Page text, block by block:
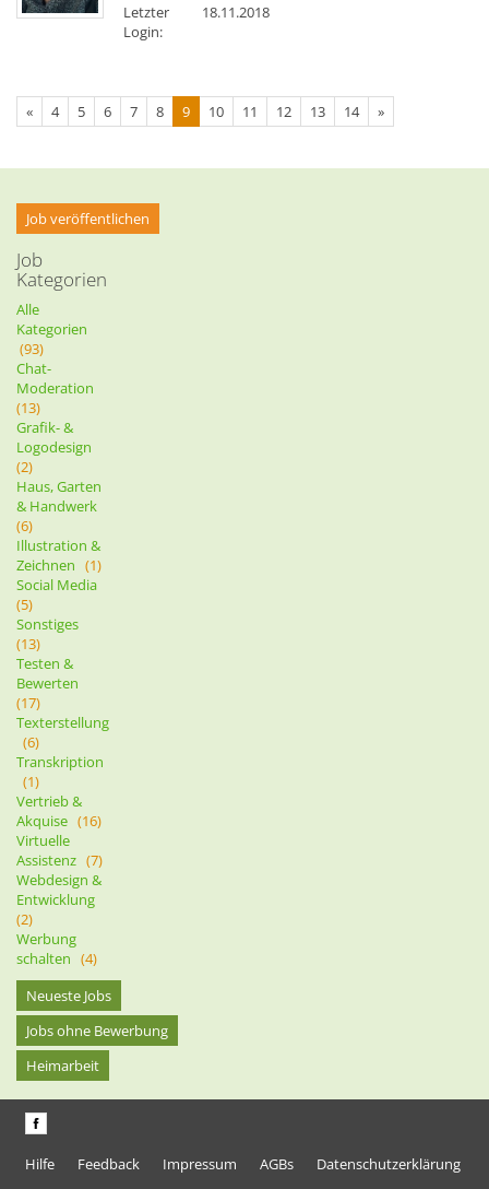
Letzter
Login:
18.11.2018
« 4 5 6 7 8 9 10 11 12 13 14 »
Job veröffentlichen
Job
Kategorien
Alle
Kategorien
(93)
Chat-
Moderation
(13)
Grafik- &
Logodesign
(2)
Haus, Garten
& Handwerk
(6)
Illustration &
Zeichnen (1)
Social Media
(5)
Sonstiges
(13)
Testen &
Bewerten
(17)
Texterstellung
(6)
Transkription
(1)
Vertrieb &
Akquise (16)
Virtuelle
Assistenz (7)
Webdesign &
Entwicklung
(2)
Werbung
schalten (4)
Neueste Jobs
Jobs ohne Bewerbung
Heimarbeit
Hilfe Feedback Impressum AGBs Datenschutzerklärung